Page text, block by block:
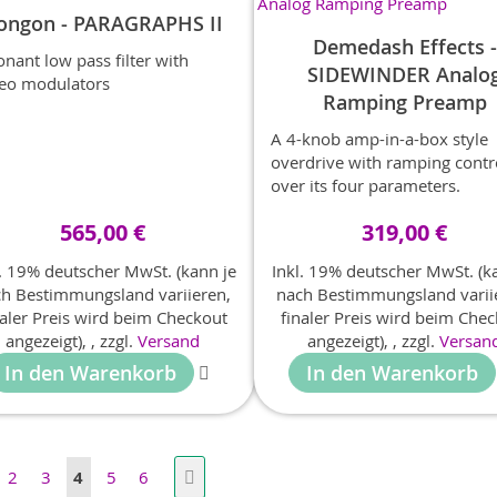
- PARAGRAPHS II
low pass filter with
modulators
565,00 €
19% deutscher MwSt. (kann je
Bestimmungsland variieren,
Preis wird beim Checkout
angezeigt), ,zzgl.Versand
In den Warenkorb
Demedash Effects -
SIDEWINDER
Ramping Preamp
A 4-knob amp-in-a-box style
overdrive with ramping
over its four parameters.
319,00 €
Inkl. 19% deutscher MwSt.
nach Bestimmungsland
finaler Preis wird beim
angezeigt), ,zzgl.
In den Warenkorb
Seite
2 Seite
3 Sie lesen gerade Seite
4 Seite
5 Seite
6